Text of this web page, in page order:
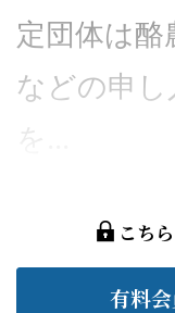
定団体は酪
などの申
を...
こち
有料